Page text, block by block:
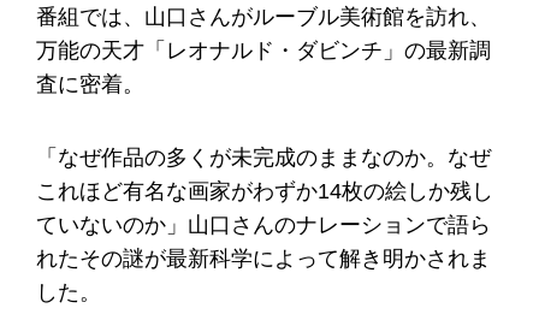
番組では、山口さんがルーブル美術館を訪れ、
万能の天才「レオナルド・ダビンチ」の最新調
査に密着。
「なぜ作品の多くが未完成のままなのか。なぜ
これほど有名な画家がわずか14枚の絵しか残し
ていないのか」山口さんのナレーションで語ら
れたその謎が最新科学によって解き明かされま
した。